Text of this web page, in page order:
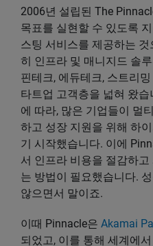
2006년 설립된 The
목표를 실현할 수 있도록
스팅 서비스를 제공하는
히 인프라 및 매니지드 솔
핀테크, 에듀테크, 스트리
타트업 고객층을 넓혀 왔
에 따라, 많은 기업들이 멀
하고 성장 지원을 위해 하
기 시작했습니다. 이에
서 인프라 비용을 절감하
는 방법이 필요했습니다.
않으면서 말이죠.
이때 Pinnacle은 Akamai
되었고, 이를 통해 세계에